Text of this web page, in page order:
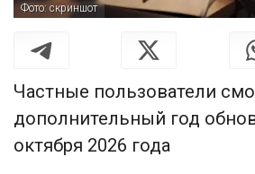
Фото: скриншот
Частные пользователи
дополнительный год
октября 2026 года